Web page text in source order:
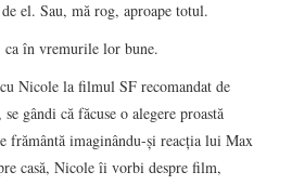
el. Sau, mă rog, aproape totul.
în vremurile lor bune.
Nicole la filmul SF recomandat de
gândi că făcuse o alegere proastă
frământă imaginându-şi reacţia lui Max
casă, Nicole îi vorbi despre film,